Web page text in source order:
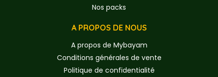
Nos packs
A PROPOS DE NOUS
A propos de Mybayam
Conditions générales de vente
Politique de confidentialité